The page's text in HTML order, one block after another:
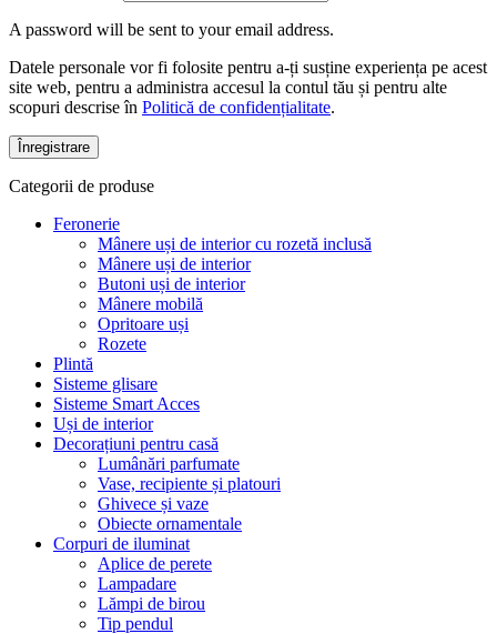
A password will be sent to your email address.
Datele personale vor fi folosite pentru a-ți susține experiența pe acest
site web, pentru a administra accesul la contul tău și pentru alte
scopuri descrise în Politică de confidențialitate.
Înregistrare
Categorii de produse
Feronerie
Mânere uși de interior cu rozetă inclusă
Mânere uși de interior
Butoni uși de interior
Mânere mobilă
Opritoare uși
Rozete
Plintă
Sisteme glisare
Sisteme Smart Acces
Uși de interior
Decorațiuni pentru casă
Lumânări parfumate
Vase, recipiente și platouri
Ghivece și vaze
Obiecte ornamentale
Corpuri de iluminat
Aplice de perete
Lampadare
Lămpi de birou
Tip pendul